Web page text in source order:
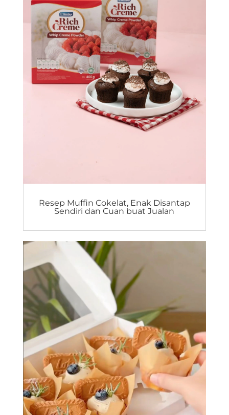
Resep Muffin Cokelat, Enak Disantap
Sendiri dan Cuan buat Jualan